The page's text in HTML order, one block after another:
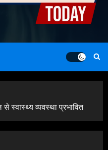
स्वास्थ्य व्यवस्था प्रभावित